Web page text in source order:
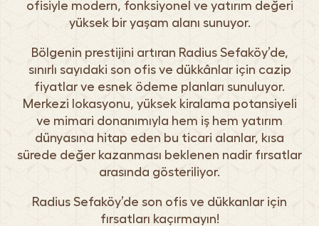
ofisiyle modern, fonksiyonel ve yatırım değeri
yüksek bir yaşam alanı sunuyor.
Bölgenin prestijini artıran Radius Sefaköy’de,
sınırlı sayıdaki son ofis ve dükkânlar için cazip
fiyatlar ve esnek ödeme planları sunuluyor.
Merkezi lokasyonu, yüksek kiralama potansiyeli
ve mimari donanımıyla hem iş hem yatırım
dünyasına hitap eden bu ticari alanlar, kısa
sürede değer kazanması beklenen nadir fırsatlar
arasında gösteriliyor.
Radius Sefaköy’de son ofis ve dükkanlar için
fırsatları kaçırmayın!